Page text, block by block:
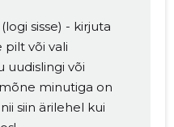
(logi sisse) - kirjuta
pilt või vali
uudislingi või
minutiga on
siin ärilehel kui